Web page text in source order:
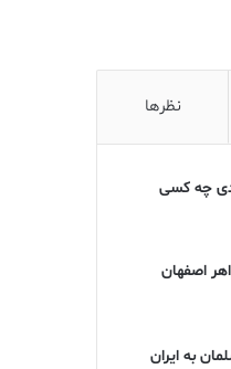
نظرها
چه کسی
اصفهان
به ایران